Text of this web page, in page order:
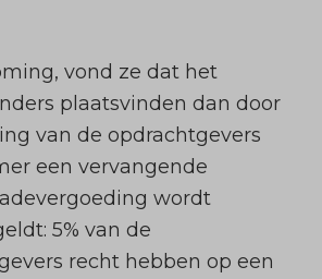
vond ze dat het
plaatsvinden dan door
van de opdrachtgevers
een vervangende
wordt
5% van de
recht hebben op een